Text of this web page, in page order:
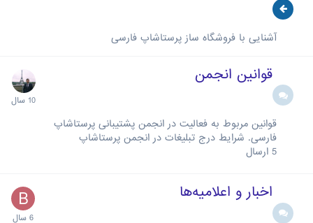
آشنایی با فروشگاه ساز پرستاشاپ فارسی
قوانین انجمن
قوانین مربوط به فعالیت در انجمن پشتیبانی پرستاشاپ
فارسی. شرایط درج تبلیغات در انجمن پرستاشاپ
5 ارسال
اخبار و اعلامیه‌ها